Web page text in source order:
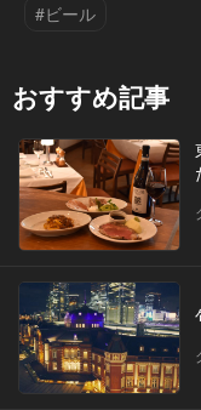
#ビール
おすすめ記事